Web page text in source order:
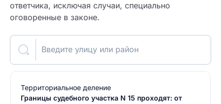
ответчика, исключая случаи, специально
оговоренные в законе.
Введите улицу или район
Территориальное деление
Границы судебного участка N 15 проходят: от